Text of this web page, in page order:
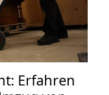
Erfahren